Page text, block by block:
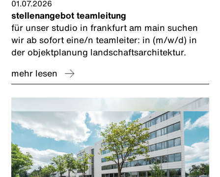
01.07.2026
stellenangebot teamleitung
für unser studio in frankfurt am main suchen
wir ab sofort eine/n teamleiter: in (m/w/d) in
der objektplanung landschaftsarchitektur.
mehr lesen